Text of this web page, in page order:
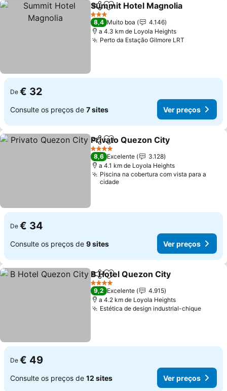
PartilharAdicionar aos favoritos
Summit Hotel Magnolia
3 Estrelas
8,4 Muito boa
4.146
a 4.3 km de Loyola Heights
Perto da Estação Gilmore LRT
De € 32
Consulte os preços de 7 sites Ver preços
PartilharAdicionar aos favoritos
Privato Quezon City
4 Estrelas
8,6 Excelente
3.128
a 4.1 km de Loyola Heights
Piscina na cobertura com vista para a
cidade
De € 34
Consulte os preços de 9 sites Ver preços
PartilharAdicionar aos favoritos
B Hotel Quezon City
4 Estrelas
9,2 Excelente
4.915
a 4.2 km de Loyola Heights
Estética de design industrial-chiqueVer
De € 49
Consulte os preços de 12 sites Ver preços